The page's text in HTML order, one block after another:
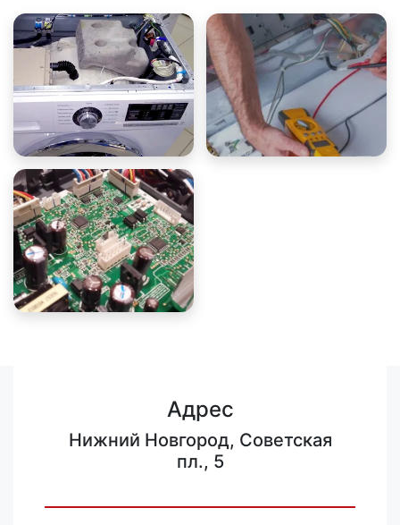
Адрес
Нижний Новгород, Советская
пл., 5